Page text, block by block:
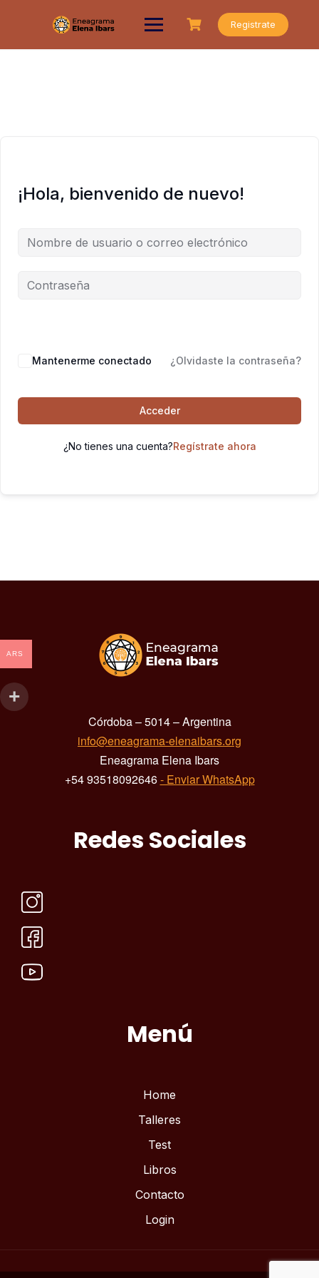
Registrate
¡Hola, bienvenido de nuevo!
Mantenerme conectado ¿Olvidaste la contraseña?
Acceder
¿No tienes una cuenta?Regístrate ahora
Córdoba – 5014 – Argentina
info@eneagrama-elenaibars.org
Eneagrama Elena Ibars
+54 93518092646- Enviar WhatsApp
Redes Sociales
Menú
Home
Talleres
Test
Libros
Contacto
Login
ARS